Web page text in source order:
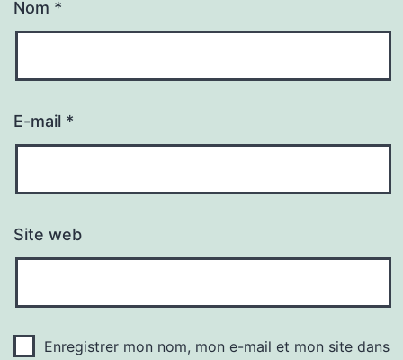
Nom *
E-mail *
Site web
Enregistrer mon nom, mon e-mail et mon site dans